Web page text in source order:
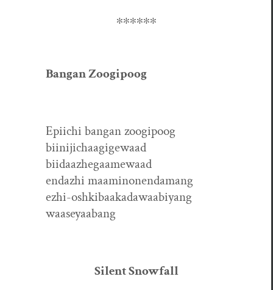
∗∗∗∗∗∗
Ban­gan Zoogipoog
Epi­ichi ban­gan zoogipoog
biinijichaagigewaad
biidaazhegaamewaad
endazhi maaminonendamang
ezhi-oshk­ibaakadawaabiyang
waaseyaabang
Silent Snow­fall